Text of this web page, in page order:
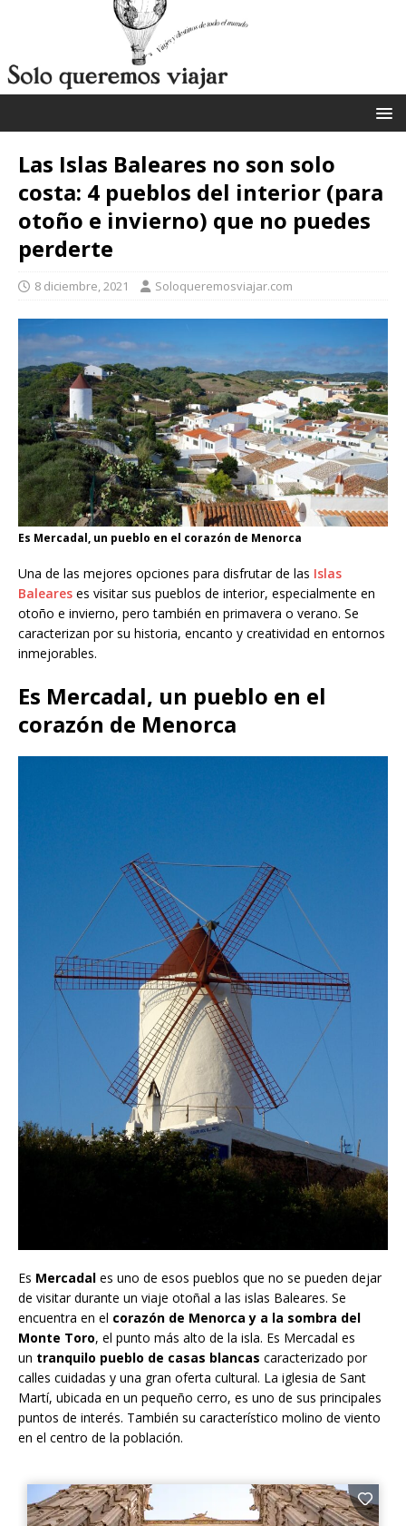
Las Islas Baleares no son solo
costa: 4 pueblos del interior (para
otoño e invierno) que no puedes
perderte
8 diciembre, 2021 Soloqueremosviajar.com
Es Mercadal, un pueblo en el corazón de Menorca
Una de las mejores opciones para disfrutar de las Islas
Baleares es visitar sus pueblos de interior, especialmente en
otoño e invierno, pero también en primavera o verano. Se
caracterizan por su historia, encanto y creatividad en entornos
inmejorables.
Es Mercadal, un pueblo en el
corazón de Menorca
Es Mercadal es uno de esos pueblos que no se pueden dejar
de visitar durante un viaje otoñal a las islas Baleares. Se
encuentra en el corazón de Menorca y a la sombra del
Monte Toro, el punto más alto de la isla. Es Mercadal es
un tranquilo pueblo de casas blancas caracterizado por
calles cuidadas y una gran oferta cultural. La iglesia de Sant
Martí, ubicada en un pequeño cerro, es uno de sus principales
puntos de interés. También su característico molino de viento
en el centro de la población.